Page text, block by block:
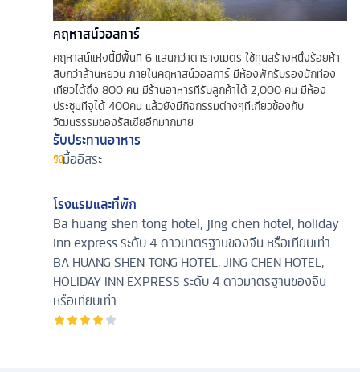
คฤหาสน์วอลการ์
คฤหาสน์แห่งนี้มีพื้นที่ 6 แสนกว่าตารางเมตร ใช้ทุนสร้างหนึ่งร้อยห้า
สิบกว่าล้านหยวน ภายในคฤหาสน์วอลการ์ มีห้องพักรับรองนักท่อง
เที่ยวได้ถึง 800 คน มีร้านอาหารที่รับลูกค้าได้ 2,000 คน มีห้อง
ประชุมที่จุได้ 400คน แล้วยังมีกิจกรรมต่างๆที่เกี่ยวข้องกับ
วัฒนธรรมของรัสเซียอีกมากมาย
รับประทานอาหาร
มื้ออิสระ
โรงแรมและที่พัก
Ba huang shen tong hotel, jing chen hotel, holiday
inn express ระดับ 4 ดาวมาตรฐานของจีน หรือเทียบเท่า
BA HUANG SHEN TONG HOTEL, JING CHEN HOTEL,
HOLIDAY INN EXPRESS ระดับ 4 ดาวมาตรฐานของจีน
หรือเทียบเท่า